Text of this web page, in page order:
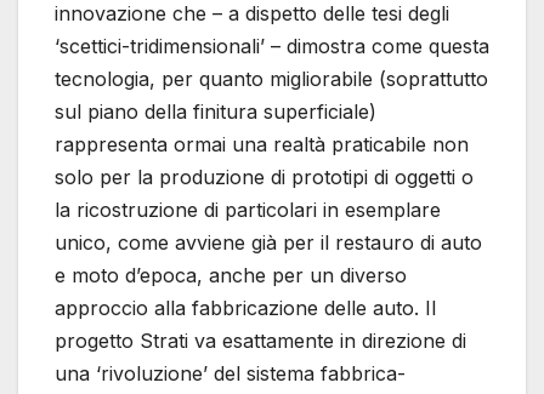
innovazione che – a dispetto delle tesi degli
‘scettici-tridimensionali’ – dimostra come questa
tecnologia, per quanto migliorabile (soprattutto
sul piano della finitura superficiale)
rappresenta ormai una realtà praticabile non
solo per la produzione di prototipi di oggetti o
la ricostruzione di particolari in esemplare
unico, come avviene già per il restauro di auto
e moto d’epoca, anche per un diverso
approccio alla fabbricazione delle auto. Il
progetto Strati va esattamente in direzione di
una ‘rivoluzione’ del sistema fabbrica-